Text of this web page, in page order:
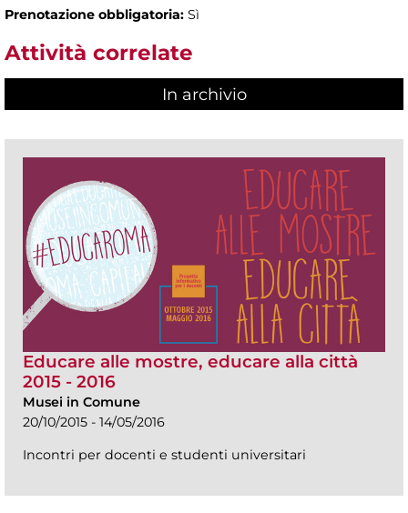
Prenotazione obbligatoria: Sì
Attività correlate
In archivio
Educare alle mostre, educare alla città
2015 - 2016
Musei in Comune
20/10/2015 - 14/05/2016
Incontri per docenti e studenti universitari